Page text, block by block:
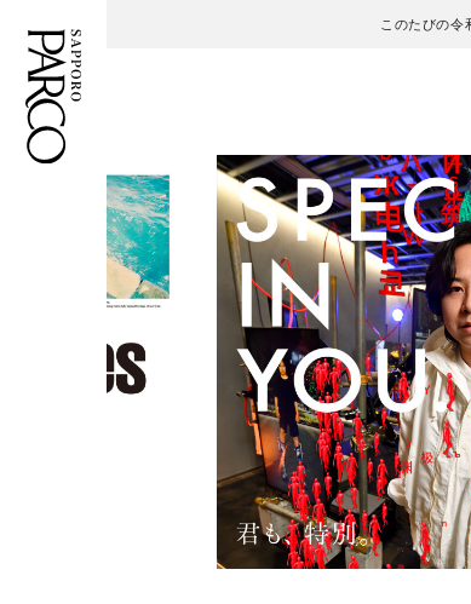
このたびの令
フロアガイド
施設案内・アクセス
イベント・ポップアップ
ニュース
レストラン・カフェ
TAX FREE
PARCOメンバーズ
ENGLISH
繁体字
簡体字
한국어